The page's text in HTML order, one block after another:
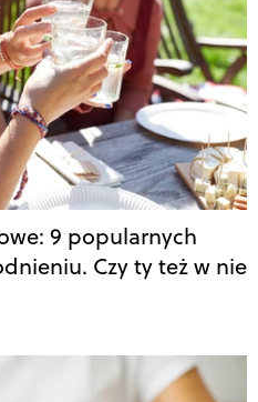
9 popularnych
Czy ty też w nie